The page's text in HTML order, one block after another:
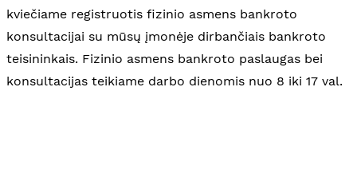
kviečiame registruotis fizinio asmens bankroto
konsultacijai su mūsų įmonėje dirbančiais bankroto
teisininkais. Fizinio asmens bankroto paslaugas bei
konsultacijas teikiame darbo dienomis nuo 8 iki 17 val.